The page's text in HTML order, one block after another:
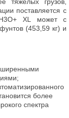
поставляется с
XL может с
(453,59 кг) и
более
спектра